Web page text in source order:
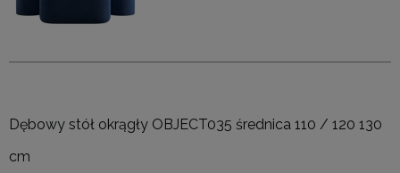
Dębowy stół okrągły OBJECT035 średnica 110 / 120 130
cm